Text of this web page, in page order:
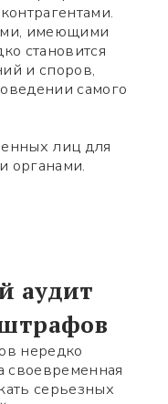
имеющими
становится
и споров,
самого
лиц для
органами.
аудит
нередко
своевременная
серьезных
поля